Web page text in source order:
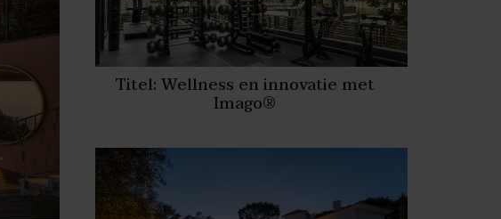
Titel: Wellness en innovatie met
Imago®